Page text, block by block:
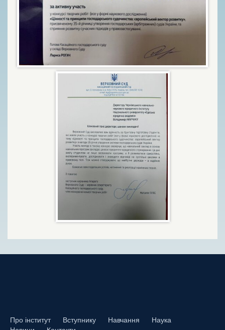
Про інститут Вступнику Навчання
Наука